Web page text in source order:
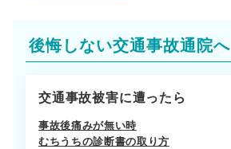
後悔しない交通事故通院へ
交通事故被害に遭ったら
事故後痛みが無い時
むちうちの診断書の取り方